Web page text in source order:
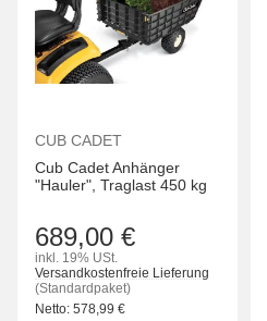
CUB CADET
Cub Cadet Anhänger
"Hauler", Traglast 450 kg
689,00 €
inkl. 19% USt.
Versandkostenfreie Lieferung
(Standardpaket)
Netto: 578,99 €